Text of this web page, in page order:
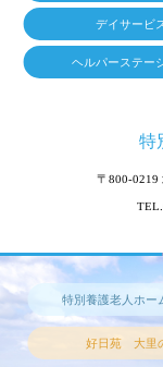
デイサービ
ヘルパーステー
特
〒800-0219
特別養護老人ホー
好日苑 大里